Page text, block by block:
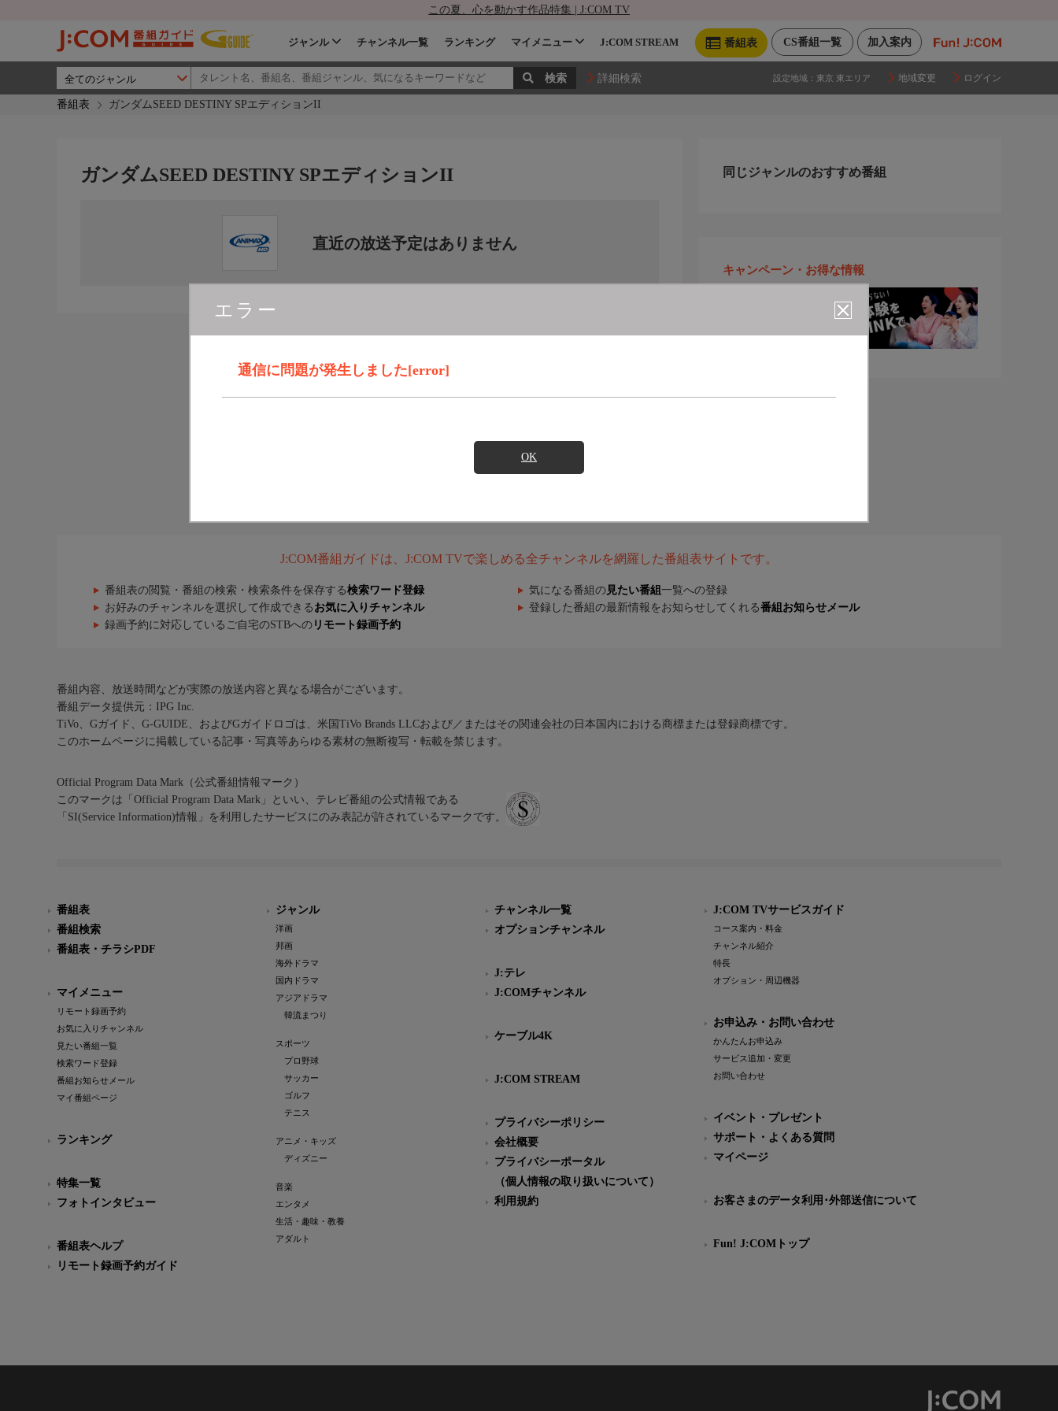
この夏、心を動かす作品特集 | J:COM TV
加入案内
CS番組一覧
番組表
ジャンル チャンネル一覧 ランキング マイメニュー J:COM STREAM
詳細検索 設定地域： 東京 東エリア 地域変更 ログイン
番組表 ガンダムSEED DESTINY SPエディションII
エラー
通信に問題が発生しました[error]
OK
ガンダムSEED DESTINY SPエディションII
直近の放送予定はありません
同じジャンルのおすすめ番組
キャンペーン・お得な情報
J:COM番組ガイドは、J:COM TVで楽しめる全チャンネルを網羅した番組表サイトです。
番組表の閲覧・番組の検索・検索条件を保存する検索ワード登録 気になる番組の 見たい番組 一覧への登録
お好みのチャンネルを選択して作成できる お気に入りチャンネル 登録した番組の最新情報をお知らせしてくれる番組お知らせメール
録画予約に対応しているご自宅のSTBへの リモート録画予約
番組内容、放送時間などが実際の放送内容と異なる場合がございます。
番組データ提供元：IPG Inc.
TiVo、Gガイド、G-GUIDE、およびGガイドロゴは、米国TiVo Brands LLCおよび／またはその関連会社の日本国内における商標または登録商標です。
このホームページに掲載している記事・写真等あらゆる素材の無断複写・転載を禁じます。
Official Program Data Mark（公式番組情報マーク）
このマークは「Official Program Data Mark」といい、テレビ番組の公式情報である
「SI(Service Information)情報」を利用したサービスにのみ表記が許されているマークです。
番組表
番組検索
番組表・チラシPDF
マイメニュー
リモート録画予約
お気に入りチャンネル
見たい番組一覧
検索ワード登録
番組お知らせメール
マイ番組ページ
ランキング
特集一覧
フォトインタビュー
番組表ヘルプ
リモート録画予約ガイド
ジャンル
洋画
邦画
海外ドラマ
国内ドラマ
アジアドラマ
韓流まつり
スポーツ
プロ野球
サッカー
ゴルフ
テニス
アニメ・キッズ
ディズニー
音楽
エンタメ
生活・趣味・教養
アダルト
チャンネル一覧
オプションチャンネル
J:テレ
J:COMチャンネル
ケーブル4K
J:COM STREAM
プライバシーポリシー
会社概要
プライバシーポータル
（個人情報の取り扱いについて）
利用規約
J:COM TVサービスガイド
コース案内・料金
チャンネル紹介
特長
オプション・周辺機器
お申込み・お問い合わせ
かんたんお申込み
サービス追加・変更
お問い合わせ
イベント・プレゼント
サポート・よくある質問
マイページ
お客さまのデータ利用･外部送信について
Fun! J:COMトップ